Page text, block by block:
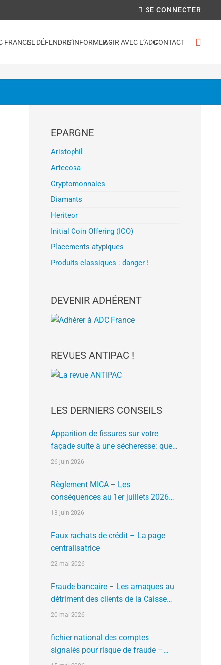
SE CONNECTER
FRANCESE DÉFENDRES’INFORMERAGIR AVEC L’ADCCONTACT
EPARGNE
Aristophil
Artecosa
Cryptomonnaies
Diamants
Heriteor
Initial Coin Offering (ICO)
Placements atypiques
Produits classiques : danger !
DEVENIR ADHÉRENT
REVUES ANTIPAC !
LES DERNIERS CONSEILS
Apparition de fissures sur votre
façade suite à une sécheresse: que
faire?
26 juin 2026
Règlement MICA – Les
conséquences au 1er juillets 2026
des plates formes crypto n’ayant pas
13 juin 2026
Faux rachats de crédit – La page
centralisatrice
22 mai 2026
Fraude bancaire – Les arnaques au
détriment des clients de la Caisse
d’Epargne
20 mai 2026
fichier national des comptes
signalés pour risque de fraude –
FNC-RF : un nouveau rempart contre